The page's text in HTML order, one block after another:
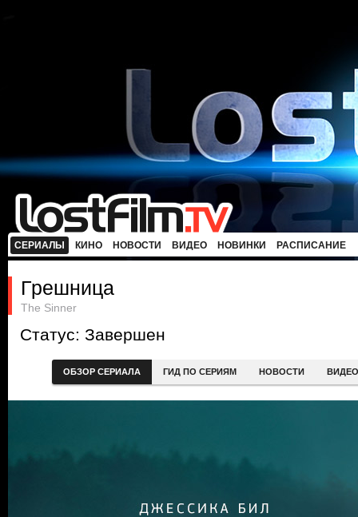
СЕРИАЛЫ КИНО НОВОСТИ ВИДЕО НОВИНКИ РАСПИСАНИЕ
Грешница
The Sinner
Статус: Завершен
ОБЗОР СЕРИАЛА ГИД ПО СЕРИЯМ НОВОСТИ ВИДЕО